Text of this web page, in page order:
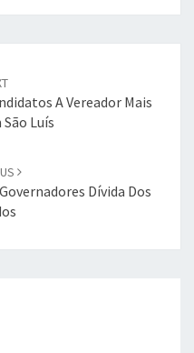
A Vereador Mais
Luís
Dívida Dos